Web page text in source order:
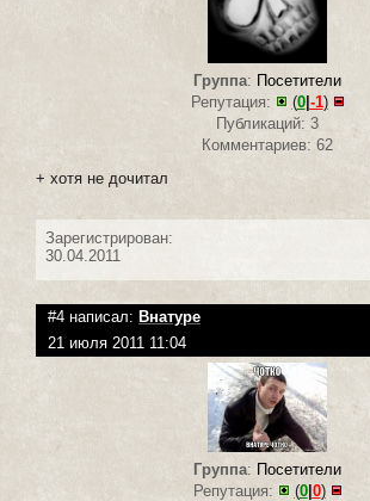
Группа: Посетители
Репутация:
(0| -1)
Публикаций: 3
Комментариев: 62
+ хотя не дочитал
Зарегистрирован:
30.04.2011
#4 написал: Внатуре
21 июля 2011 11:04
Группа: Посетители
Репутация:
(0| 0)